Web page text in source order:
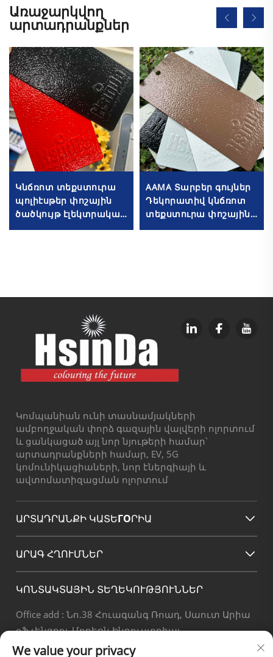
Առաջարկվող
արտադրանքներ
Կնճռոտ տեքստուրա
պոլիէսթեր փոշային
ծածկույթ էլեկտրական
կաբինայի համար,
AAMA Տարբեր գույներ
Դեկորատիվ կնճռոտ
տեքստուրա փոշային
ծածկույթի ներկ
Կոմպանիան ունի տասնամյակների
ամբողջական փորձ գազային վալվերի ոլորտում
և ցանկացած այլ նոր նյութերի համար՝
արտադրանքների համար, EV, 5G
կոմունիկացիաների, նոր էներգիայի և
ավտոմատիզացման ոլորտում
ԱՐՏԱԴՐԱՆՔԻ ԿԱՏԵГОՐԻԱ
ԱՐԱԳ ՀՂՈՒՄՆԵՐ
ԿՈՆՏԱԿՏԱՅԻՆ ՏԵՂԵԿՈՒԹՅՈՒՆՆԵՐ
Office add : Նո.38 Հուագանգ Ռոադ, Սաուտ Արիա
օֆ չենգդու Մոդեռն Ինդուստրիալ
Փորթ,Պիքսիան Չենգդու Սիչուան Չինա
We value your privacy